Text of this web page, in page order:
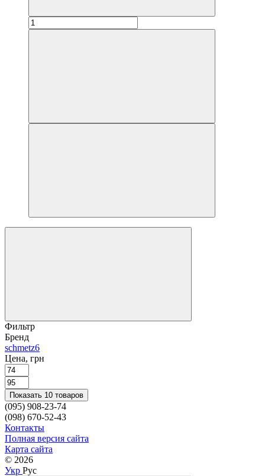
Фильтр
Бренд
schmetz6
Цена, грн
Показать 10 товаров
(095) 908-23-74
(098) 670-52-43
Контакты
Полная версия сайта
Карта сайта
© 2026
Укр Рус